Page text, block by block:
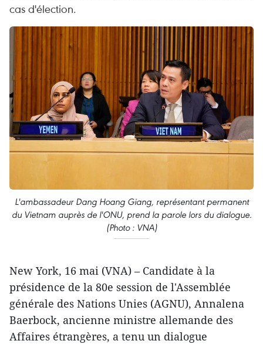
cas d'élection.
L'ambassadeur Dang Hoang Giang, représentant permanent
du Vietnam auprès de l'ONU, prend la parole lors du dialogue.
(Photo : VNA)
New York, 16 mai (VNA) – Candidate à la
présidence de la 80e session de l'Assemblée
générale des Nations Unies (AGNU), Annalena
Baerbock, ancienne ministre allemande des
Affaires étrangères, a tenu un dialogue